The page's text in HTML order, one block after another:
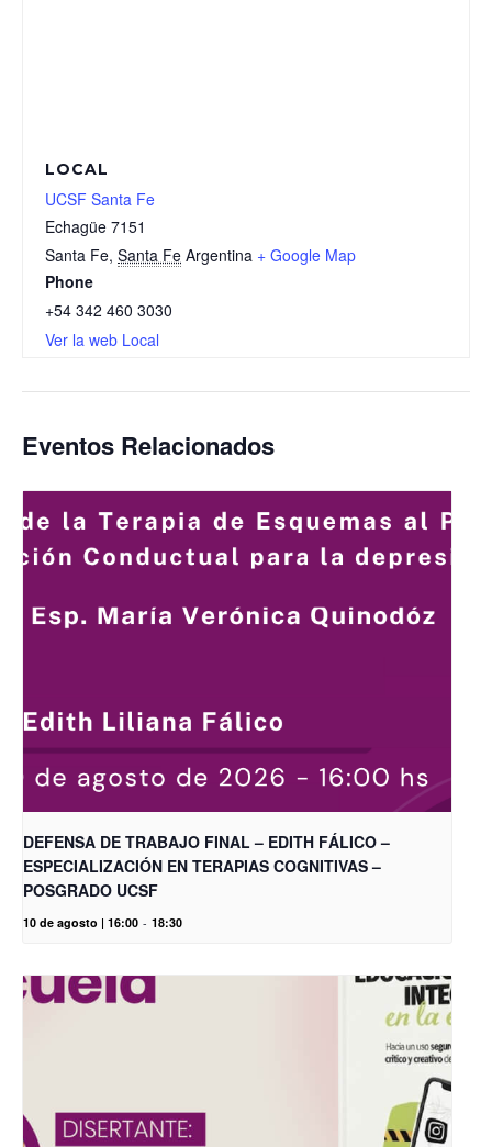
LOCAL
UCSF Santa Fe
Echagüe 7151
Santa Fe, Santa Fe Argentina + Google Map
Phone
+54 342 460 3030
Ver la web Local
Eventos Relacionados
DEFENSA DE TRABAJO FINAL – EDITH FÁLICO –
ESPECIALIZACIÓN EN TERAPIAS COGNITIVAS –
POSGRADO UCSF
10 de agosto | 16:00 - 18:30